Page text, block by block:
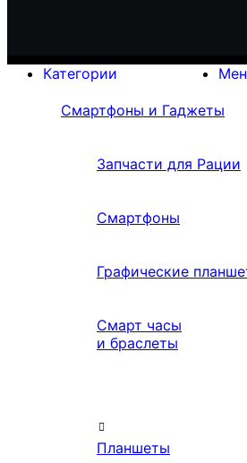
Категории
Смартфоны и Гаджеты
Запчасти для Рации
Смартфоны
Графические
Смарт часы
и браслеты
Планшеты